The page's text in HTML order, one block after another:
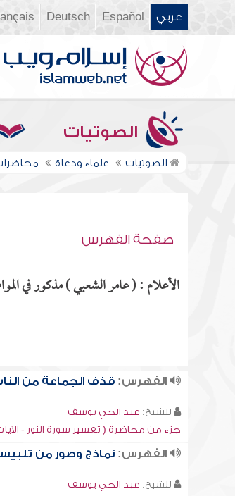
عربي Español
Deutsch
الصوتيات
الصوتيات علماء ودعاة
صفحة الفهرس
الأعلام : ( عامر الشعبي ) مذكور في
الفهرس:قذف الجماعة من
للشيخ: عبد الحي يوسف
جزء من محاضرة ( تفسير سورة النور - الآيات [4-5]
الفهرس:نماذج وصور من
للشيخ: عبد الحي يوسف